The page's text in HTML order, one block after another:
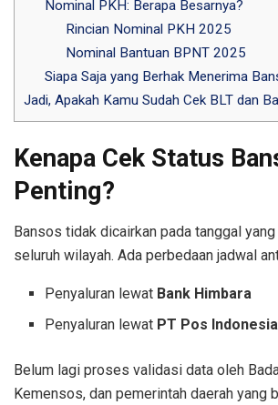
Nominal PKH: Berapa Besarnya?
Rincian Nominal PKH 2025
Nominal Bantuan BPNT 2025
Siapa Saja yang Berhak Menerima
Jadi, Apakah Kamu Sudah Cek BLT dan
Kenapa Cek Status
Penting?
Bansos tidak dicairkan pada tanggal
seluruh wilayah. Ada perbedaan jadwal
Penyaluran lewat Bank Himbara
Penyaluran lewat PT Pos Indonesia
Belum lagi proses validasi data oleh
Kemensos, dan pemerintah daerah yang